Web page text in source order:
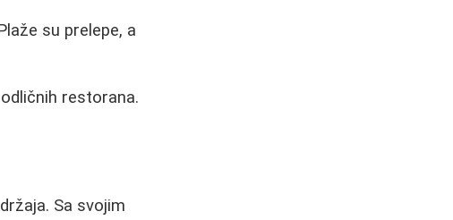
su prelepe, a
restorana.
Sa svojim